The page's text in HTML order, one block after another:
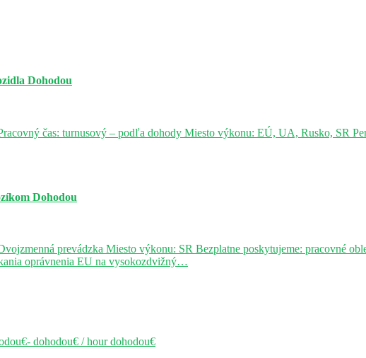
Dohodou
čas: turnusový – podľa dohody Miesto výkonu: EÚ, UA, Rusko, SR
Dohodou
prevádzka Miesto výkonu: SR Bezplatne poskytujeme: pracovné
oprávnenia EU na vysokozdvižný…
dohodou€ / hourdohodou€